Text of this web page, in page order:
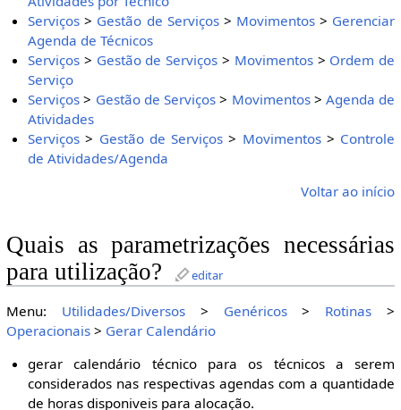
Serviços > Gestão de Serviços> Movimentos> Gerenciar
Agenda de Técnicos
Serviços > Gestão de Serviços > Movimentos> Ordem de
Serviço
Serviços > Gestão de Serviços > Movimentos> Agenda de
Atividades
Serviços > Gestão de Serviços > Movimentos> Controle
de Atividades/Agenda
Voltar ao início
Quais as parametrizações necessárias
para utilização?
editar
Menu: Utilidades/Diversos> Genéricos> Rotinas >
Operacionais> Gerar Calendário
gerar calendário técnico para os técnicos a serem
considerados nas respectivas agendas com a quantidade
de horas disponiveis para alocação.